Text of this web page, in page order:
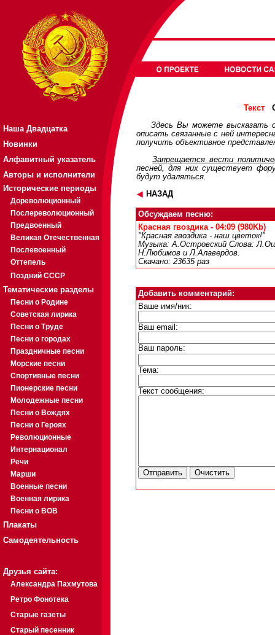
Наша Двадцатка
Новинки
Алфавитный указатель
Авторы и исполнители
Исторические периоды
Дореволюционный
Послереволюционный
Предвоенный
Великая Отечественная
Послевоенный
Оттепель
Поздний СССР
Тематические разделы
Песни о Родине
Советская лирика
Песни о Труде
Песни о городах
Праздничные песни
Морские песни
Спортивные песни
Пионерские песни
Молодежные песни
Песни о Вождях
Песни о Героях
Революционные
Интернационал
Речи
Марши
Военные песни
Военная лирика
Песни о ВОВ
Плакаты
Самодеятельность
Друзья сайта:
Александра Пахмутова
Ретро Фонотека
Старые газеты
Старый песенник
Текст
Здесь Вы можете высказать
описать связанные с ней
получить объективное
Запрещается вести
песней, для них существует
будут удаляться.
НАЗАД
Обсуждаем песню:
Красная гвоздика - 04:09 (980Kb)
"Красная гвоздика - наш цветок!"
Музыка: А.Островский Слова:
Н.Любимов и Л.Алавердов.
Скачано: 23635 раз
Добавить комментарий:
Ваше имя/ник:
Ваш email:
Ваш пароль:
Тема:
Текст сообщения: